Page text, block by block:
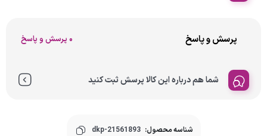
پرسش و پاسخ 0 پرسش و پاسخ
شما هم درباره این کالا پرسش ثبت کنید
شناسه محصول: dkp-21561893